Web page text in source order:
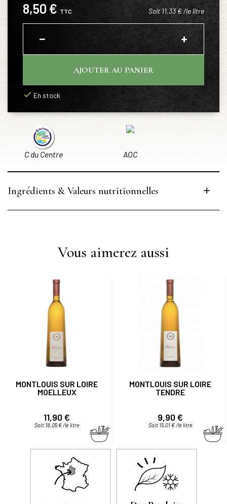
8,50 € TTC Soit 11,33 € /le litre
− +
AJOUTER AU PANIER
En stock
C du Centre AOC
Ingrédients & Valeurs nutritionnelles
Vous aimerez aussi
MONTLOUIS SUR LOIRE
MOELLEUX
Prix
11,90 €
Soit 18,05 € /le litre
MONTLOUIS SUR LOIRE
TENDRE
Prix
9,90 €
Soit 15,01 € /le litre